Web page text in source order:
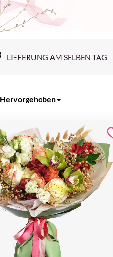
LIEFERUNG AM SELBEN TAG
Hervorgehoben